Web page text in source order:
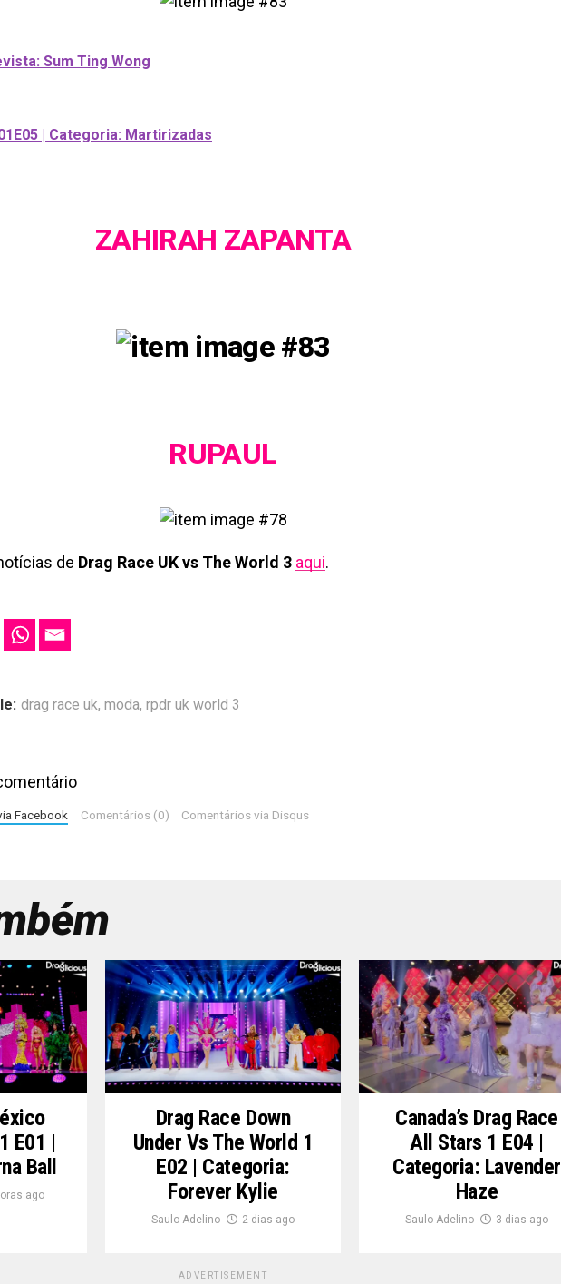
Sum Ting Wong
| Categoria: Martirizadas
ZAHIRAH ZAPANTA
RUPAUL
de Drag Race UK vs The World 3 aqui.
drag race uk, moda, rpdr uk world 3
Facebook Comentários (0) Comentários via Disqus
E01 |
Ball
ago
Drag Race Down
Under Vs The World 1
E02 | Categoria:
Forever Kylie
Saulo Adelino 2 dias ago
Canada’s Drag Race
All Stars 1 E04 |
Categoria: Lavender
Haze
Saulo Adelino 3 dias ago
ADVERTISEMENT